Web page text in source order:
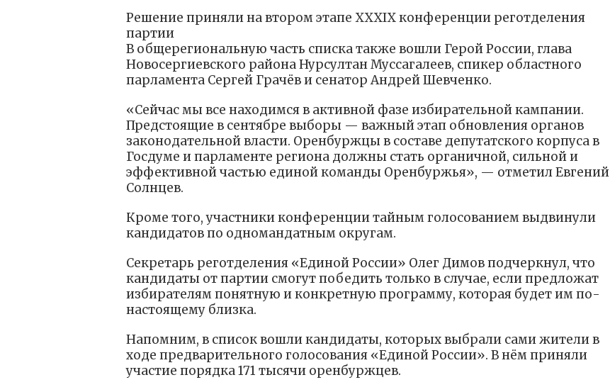
Решение приняли на втором этапе XXXIX конференции реготделения
партии
В общерегиональную часть списка также вошли Герой России, глава
Новосергиевского района Нурсултан Муссагалеев, спикер областного
парламента Сергей Грачёв и сенатор Андрей Шевченко.
«Сейчас мы все находимся в активной фазе избирательной кампании.
Предстоящие в сентябре выборы — важный этап обновления органов
законодательной власти. Оренбуржцы в составе депутатского корпуса в
Госдуме и парламенте региона должны стать органичной, сильной и
эффективной частью единой команды Оренбуржья», — отметил Евгений
Солнцев.
Кроме того, участники конференции тайным голосованием выдвинули
кандидатов по одномандатным округам.
Секретарь реготделения «Единой России» Олег Димов подчеркнул, что
кандидаты от партии смогут победить только в случае, если предложат
избирателям понятную и конкретную программу, которая будет им по-
настоящему близка.
Напомним, в список вошли кандидаты, которых выбрали сами жители в
ходе предварительного голосования «Единой России». В нём приняли
участие порядка 171 тысячи оренбуржцев.